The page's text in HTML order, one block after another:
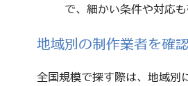
で、細かい条件や対応も
地域別の制作業者を確
全国規模で探す際は、地域別